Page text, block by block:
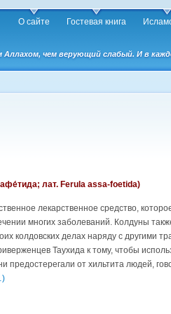
чем верующий слабый. И в
О сайте Гостевая книга
лат. Ferula assa-foetida)
лекарственное средство,
многих заболеваний. Колдуны
колдовских делах наряду с другими
Таухида к тому, чтобы
предостерегали от хильтита людей,